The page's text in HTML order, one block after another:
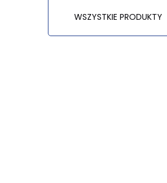
WSZYSTKIE PRODUKTY